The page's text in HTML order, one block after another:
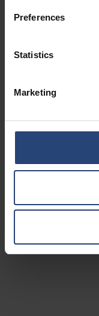
Preferences
Statistics
Marketing